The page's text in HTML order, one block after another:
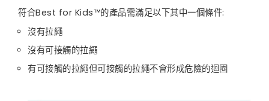
符合Best for Kids™的產品需滿足以下其中一個條件:
沒有拉繩
沒有可接觸的拉繩
有可接觸的拉繩但可接觸的拉繩不會形成危險的迴圈